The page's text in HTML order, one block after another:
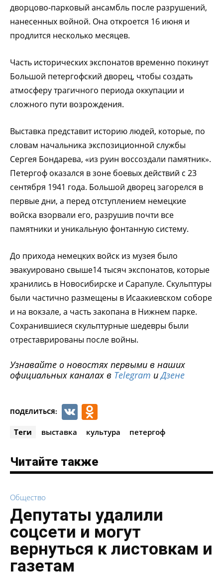
дворцово-парковый ансамбль после разрушений,
нанесенных войной. Она откроется 16 июня и
продлится несколько месяцев.
Часть исторических экспонатов временно покинут
Большой петергофский дворец, чтобы создать
атмосферу трагичного периода оккупации и
сложного пути возрождения.
Выставка представит историю людей, которые, по
словам начальника экспозиционной службы
Сергея Бондарева, «из руин воссоздали памятник».
Петергоф оказался в зоне боевых действий с 23
сентября 1941 года. Большой дворец загорелся в
первые дни, а перед отступлением немецкие
войска взорвали его, разрушив почти все
памятники и уникальную фонтанную систему.
До прихода немецких войск из музея было
эвакуировано свыше14 тысяч экспонатов, которые
хранились в Новосибирске и Сарапуле. Скульптуры
были частично размещены в Исаакиевском соборе
и на вокзале, а часть закопана в Нижнем парке.
Сохранившиеся скульптурные шедевры были
отреставрированы после войны.
Узнавайте о новостях первыми в наших
официальных каналах в Telegram иДзене
ПОДЕЛИТЬСЯ: VK
Теги выставка культура петергоф
Читайте также
Общество
Депутаты удалили
соцсети и могут
вернуться к листовкам и
газетам